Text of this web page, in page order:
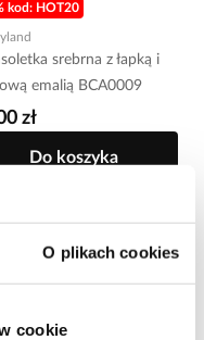
O plikach cookies
cookie
kod: HOT20
srebrna z łapką i
emalią BCA0009
zł
Do koszyka